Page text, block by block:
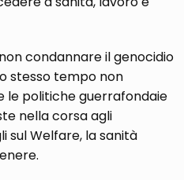
condannare il genocidio
stesso tempo non
le politiche guerrafondaie
nella corsa agli
sul Welfare, la sanità